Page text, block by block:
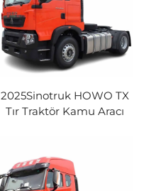
2025Sinotruk HOWO TX
Tır Traktör Kamu Aracı